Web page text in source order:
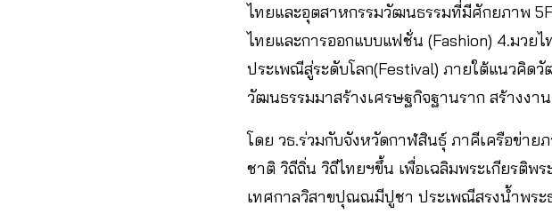
ไทยและอุตสาหกรรมวัฒนธรรมที่มีศักยภาพ
ไทยและการออกแบบแฟชั่น (Fashion) 4.มวย
ประเพณีสู่ระดับโลก(Festival) ภายใต้แนวคิด
วัฒนธรรมมาสร้างเศรษฐกิจฐานราก สร้างงา
โดย วธ.ร่วมกับจังหวัดกาฬสินธุ์ ภาคีเครือข่า
ชาติ วิถีถิ่น วิถีไทยฯขึ้น เพื่อเฉลิมพระเกียรติพ
เทศกาลวิสาขปุณณมีปูชา ประเพณีสรงน้ำพระ